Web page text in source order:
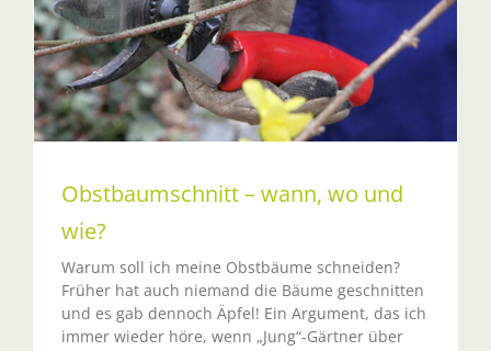
Obstbaumschnitt – wann, wo und
wie?
Warum soll ich meine Obstbäume schneiden?
Früher hat auch niemand die Bäume geschnitten
und es gab dennoch Äpfel! Ein Argument, das ich
immer wieder höre, wenn „Jung“-Gärtner über